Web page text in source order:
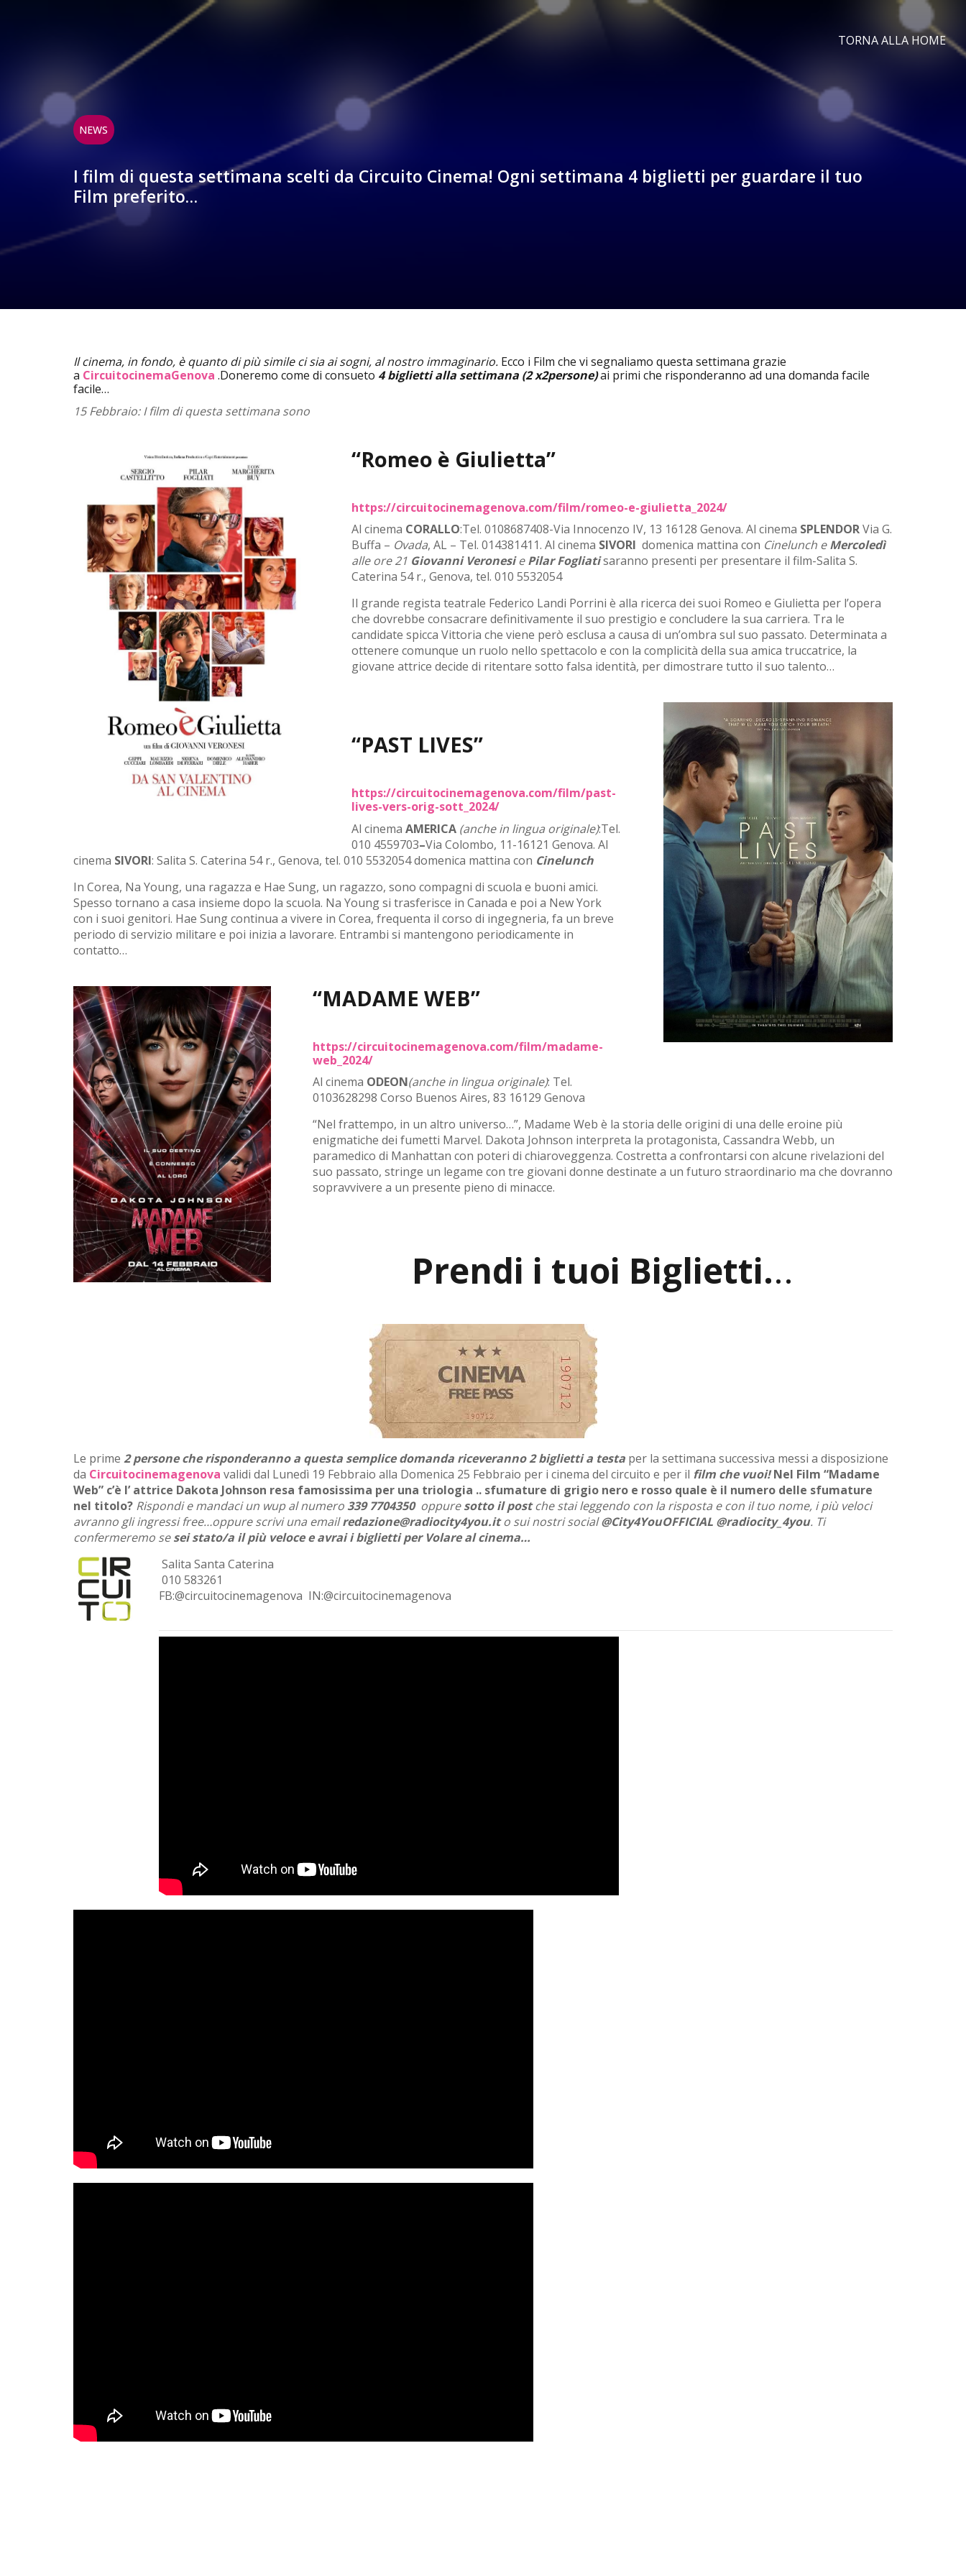
TORNA ALLA HOME
NEWS
I film di questa settimana scelti da Circuito Cinema! Ogni settimana 4 biglietti per guardare il tuo
Film preferito…
Il cinema, in fondo, è quanto di più simile ci sia ai sogni, al nostro immaginario. Ecco i Film che vi segnaliamo questa settimana grazie
a CircuitocinemaGenova .Doneremo come di consueto 4 biglietti alla settimana (2 x2persone)ai primi che risponderanno ad una domanda facile
facile…
15 Febbraio: I film di questa settimana sono
“Romeo è Giulietta”
https://circuitocinemagenova.com/film/romeo-e-giulietta_2024/
Al cinema CORALLO:Tel. 0108687408-Via Innocenzo IV, 13 16128 Genova. Al cinema SPLENDORVia G.
Buffa – Ovada, AL – Tel. 014381411. Al cinema SIVORI domenica mattina con Cinelunch eMercoledì
alle ore 21 Giovanni VeronesiePilar Fogliatisaranno presenti per presentare il film-Salita S.
Caterina 54 r., Genova, tel. 010 5532054
Il grande regista teatrale Federico Landi Porrini è alla ricerca dei suoi Romeo e Giulietta per l’opera
che dovrebbe consacrare definitivamente il suo prestigio e concludere la sua carriera. Tra le
candidate spicca Vittoria che viene però esclusa a causa di un’ombra sul suo passato. Determinata a
ottenere comunque un ruolo nello spettacolo e con la complicità della sua amica truccatrice, la
giovane attrice decide di ritentare sotto falsa identità, per dimostrare tutto il suo talento…
“PAST LIVES”
https://circuitocinemagenova.com/film/past-
lives-vers-orig-sott_2024/
Al cinema AMERICA (anche in lingua originale):Tel.
010 4559703–Via Colombo, 11-16121 Genova. Al
cinema SIVORI: Salita S. Caterina 54 r., Genova, tel. 010 5532054 domenica mattina con Cinelunch
In Corea, Na Young, una ragazza e Hae Sung, un ragazzo, sono compagni di scuola e buoni amici.
Spesso tornano a casa insieme dopo la scuola. Na Young si trasferisce in Canada e poi a New York
con i suoi genitori. Hae Sung continua a vivere in Corea, frequenta il corso di ingegneria, fa un breve
periodo di servizio militare e poi inizia a lavorare. Entrambi si mantengono periodicamente in
contatto…
“MADAME WEB”
https://circuitocinemagenova.com/film/madame-
web_2024/
Al cinema ODEON(anche in lingua originale): Tel.
0103628298 Corso Buenos Aires, 83 16129 Genova
“Nel frattempo, in un altro universo…”, Madame Web è la storia delle origini di una delle eroine più
enigmatiche dei fumetti Marvel. Dakota Johnson interpreta la protagonista, Cassandra Webb, un
paramedico di Manhattan con poteri di chiaroveggenza. Costretta a confrontarsi con alcune rivelazioni del
suo passato, stringe un legame con tre giovani donne destinate a un futuro straordinario ma che dovranno
sopravvivere a un presente pieno di minacce.
Prendi i tuoi Biglietti...
Le prime 2 persone che risponderanno a questa semplice domanda riceveranno 2 biglietti a testa per la settimana successiva messi a disposizione
da Circuitocinemagenova validi dal Lunedì 19 Febbraio alla Domenica 25 Febbraio per i cinema del circuito e per il film che vuoi! Nel Film “Madame
Web” c’è l’ attrice Dakota Johnson resa famosissima per una triologia .. sfumature di grigio nero e rosso quale è il numero delle sfumature
nel titolo? Rispondi e mandaci un wup al numero 339 7704350oppuresotto il postche stai leggendo con la risposta e con il tuo nome, i più veloci
avranno gli ingressi free…oppure scrivi una emailredazione@radiocity4you.ito sui nostri social@City4YouOFFICIAL @radiocity_4you. Ti
confermeremo sesei stato/a il più veloce e avrai i biglietti per Volare al cinema…
Salita Santa Caterina
010 583261
FB:@circuitocinemagenova IN:@circuitocinemagenova